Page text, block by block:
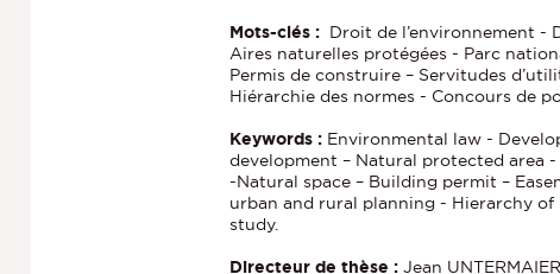
Mots-clés : Droit de l’environnement -
Aires naturelles protégées - Parc
Permis de construire – Servitudes
Hiérarchie des normes - Concours de
Keywords : Environmental law -
development – Natural protected area
-Natural space – Building permit –
urban and rural planning - Hierarchy
study.
Directeur de thèse : Jean UNTERMAIER